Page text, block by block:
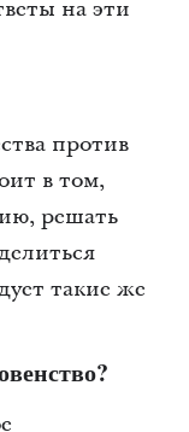
на эти
против
в том,
решать
такие же